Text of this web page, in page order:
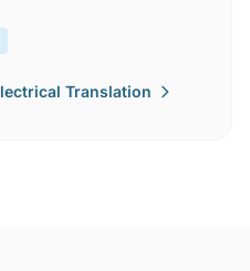
Translation